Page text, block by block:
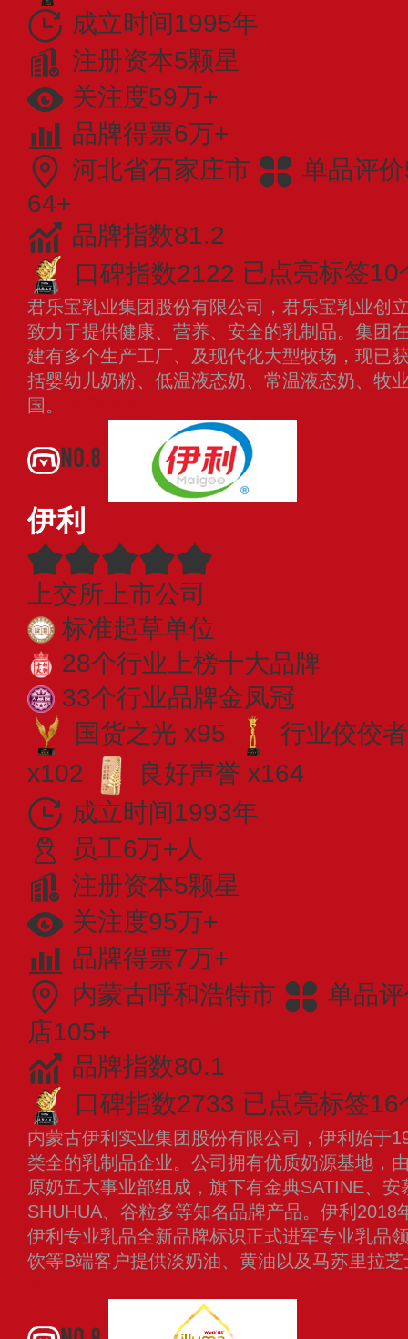
成立时间1995年
注册资本5颗星
关注度59万+
品牌得票6万+
河北省石家庄市
单品评
64+
品牌指数81.2
口碑指数2122 已点亮标签10
君乐宝乳业集团股份有限公司，君乐宝乳业创
致力于提供健康、营养、安全的乳制品。集团
建有多个生产工厂、及现代化大型牧场，现已
括婴幼儿奶粉、低温液态奶、常温液态奶、牧
国。
NO.8
伊利
上交所上市公司
标准起草单位
28个行业上榜十大品牌
33个行业品牌金凤冠
国货之光 x95
行业佼佼
x102
良好声誉 x164
成立时间1993年
员工6万+人
注册资本5颗星
关注度95万+
品牌得票7万+
内蒙古呼和浩特市
单品
店105+
品牌指数80.1
口碑指数2733 已点亮标签16
内蒙古伊利实业集团股份有限公司，伊利始于
类全的乳制品企业。公司拥有优质奶源基地，
原奶五大事业部组成，旗下有金典SATINE、
SHUHUA、谷粒多等知名品牌产品。伊利2018
伊利专业乳品全新品牌标识正式进军专业乳品
饮等B端客户提供淡奶油、黄油以及马苏里拉